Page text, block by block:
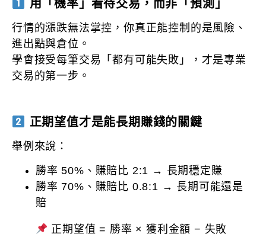
用「機率」看待交易，而非「預測」
行情的漲跌無法掌控，你真正能控制的是風險、
進出點與倉位。
學會接受每筆交易「都有可能失敗」，才是專業
交易的第一步。
正期望值才是能長期賺錢的關鍵
舉例來說：
勝率 50%、賺賠比 2:1 → 長期穩定賺
勝率 70%、賺賠比 0.8:1 → 長期可能還是
賠
正期望值 = 勝率 × 獲利金額 − 失敗